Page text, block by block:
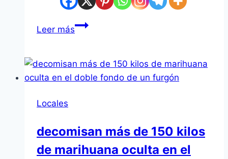
Leer más
Locales
decomisan más de 150 kilos
de marihuana oculta en el